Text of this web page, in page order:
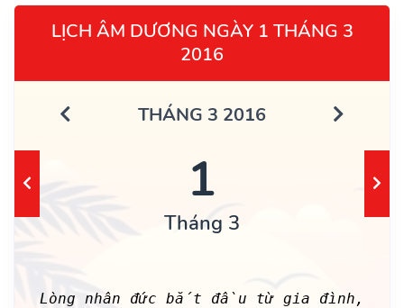
LỊCH ÂM DƯƠNG NGÀY 1 THÁNG 3
2016
THÁNG 3 2016
1
Tháng 3
Lòng nhân đức bắt đầu từ gia đình,